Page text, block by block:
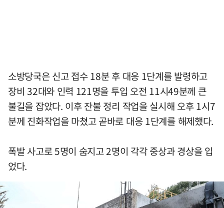
소방당국은 신고 접수 18분 후 대응 1단계를 발령하고
장비 32대와 인력 121명을 투입 오전 11시49분께 큰
불길을 잡았다. 이후 잔불 정리 작업을 실시해 오후 1시7
분께 진화작업을 마쳤고 곧바로 대응 1단계를 해제했다.
폭발 사고로 5명이 숨지고 2명이 각각 중상과 경상을 입
었다.